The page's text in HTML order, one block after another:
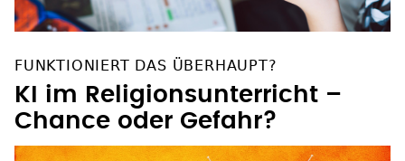
FUNKTIONIERT DAS ÜBERHAUPT?
KI im Religionsunterricht –
Chance oder Gefahr?